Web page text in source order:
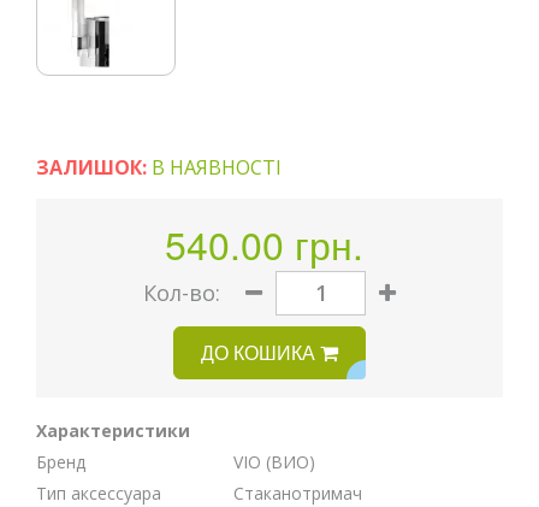
ЗАЛИШОК: В НАЯВНОСТІ
540.00 грн.
Кoл-во:
ДО КОШИКА
Характеристики
Бренд
VIO (ВИО)
Тип аксессуара
Стаканотримач